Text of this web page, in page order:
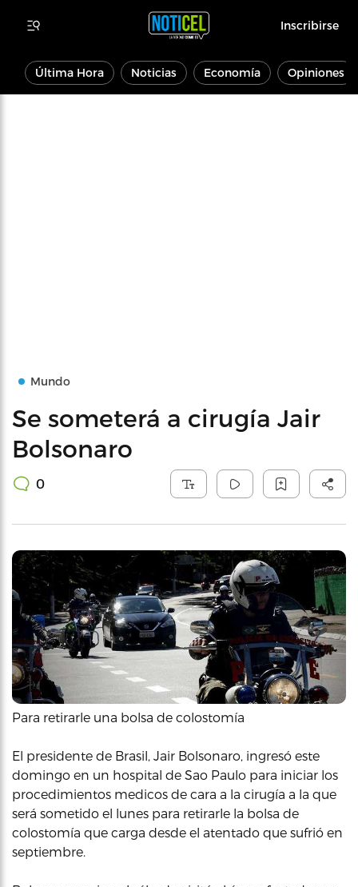
Inscribirse
Última Hora Noticias Economía Opiniones
Mundo
Se someterá a cirugía Jair
Bolsonaro
0
Para retirarle una bolsa de colostomía
El presidente de Brasil, Jair Bolsonaro, ingresó este
domingo en un hospital de Sao Paulo para iniciar los
procedimientos medicos de cara a la cirugía a la que
será sometido el lunes para retirarle la bolsa de
colostomía que carga desde el atentado que sufrió en
septiembre.